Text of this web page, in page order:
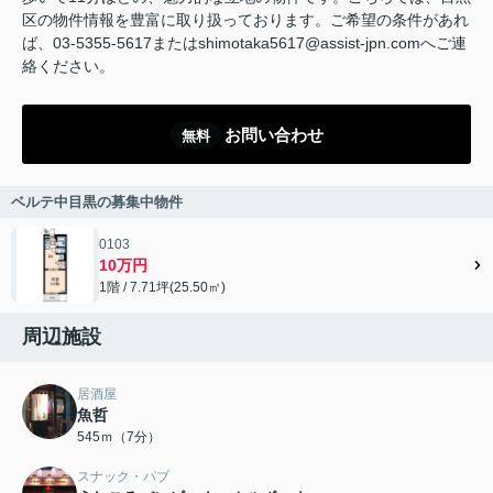
区の物件情報を豊富に取り扱っております。ご希望の条件があれ
ば、03-5355-5617またはshimotaka5617@assist-jpn.comへご連
絡ください。
無料 お問い合わせ
ベルテ中目黒の募集中物件
0103
10万円
1階 / 7.71坪(25.50㎡)
周辺施設
居酒屋
魚哲
545ｍ（7分）
スナック・パブ